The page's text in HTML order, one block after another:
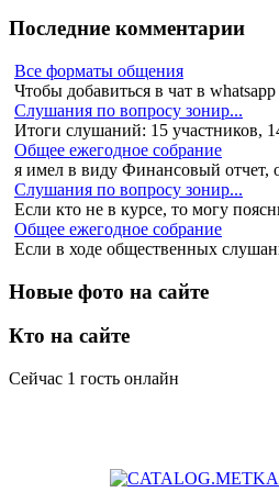
Последние комментарии
Все форматы общения
Чтобы добавиться в чат в
Слушания по вопросу зонир...
Итоги слушаний: 15 участников,
Общее ежегодное собрание
я имел в виду Финансовый отчет,
Слушания по вопросу зонир...
Если кто не в курсе, то могу
Общее ежегодное собрание
Если в ходе общественных
Новые фото на сайте
Кто на сайте
Сейчас 1 гость онлайн